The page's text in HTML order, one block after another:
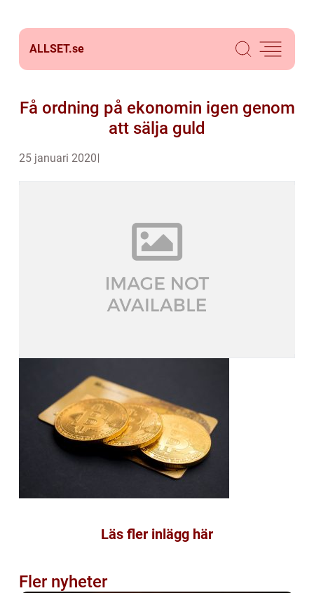
ALLSET.se
Få ordning på ekonomin igen genom
att sälja guld
25 januari 2020
Läs fler inlägg här
Fler nyheter